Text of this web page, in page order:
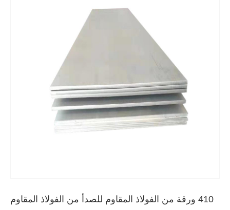
410 ورقة من الفولاذ المقاوم للصدأ من الفولاذ المقاوم